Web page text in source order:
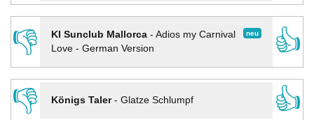
👎
neu
KI Sunclub Mallorca- Adios my Carnival
Love - German Version
👍
👎
Königs Taler- Glatze Schlumpf
👍